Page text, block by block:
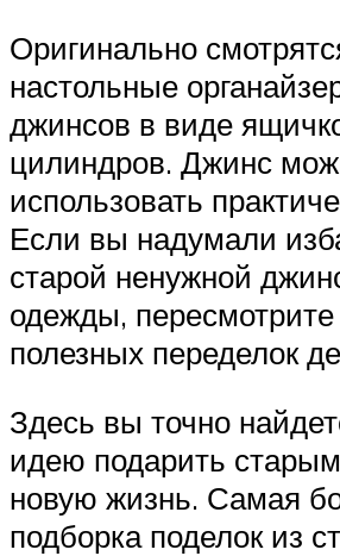
Оригинально
настольные
джинсов в виде
цилиндров. Джинс
использовать
Если вы надумали
старой ненужной
одежды,
полезных переделок
Здесь вы точно
идею подарить
новую жизнь. Самая
подборка поделок из